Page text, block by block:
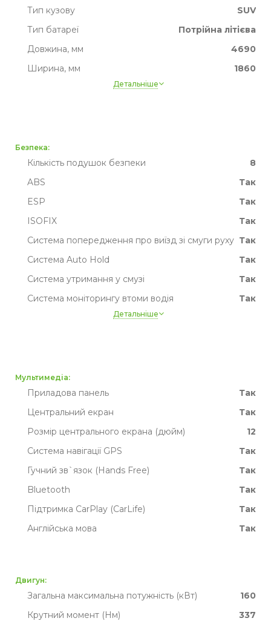
Тип кузову
SUV
Тип батареї
Потрійна літієва
Довжина, мм
4690
Ширина, мм
1860
Пробіг
Детальніше
Безпека:
Кількість подушок безпеки
8
ABS
Так
ESP
Так
ISOFIX
Так
Система попередження про виїзд зі смуги руху Так
Система Auto Hold
Так
Система утримання у смузі
Так
Система моніторингу втоми водія
Так
Система розпізнавання дорожніх знаків
Детальніше
Мультимедіа:
Приладова панель
Так
Центральний екран
Так
Розмір центрального екрана (дюйм)
12
Система навігації GPS
Так
Гучний зв`язок (Hands Free)
Так
Bluetooth
Так
Підтримка CarPlay (CarLife)
Так
Англійська мова
Так
Двигун:
Загальна максимальна потужність (кВт)
160
Крутний момент (Нм)
337